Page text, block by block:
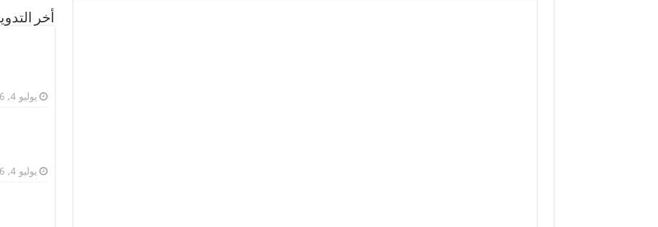
أخر
يوليو 4, 2026
يوليو 4, 2026